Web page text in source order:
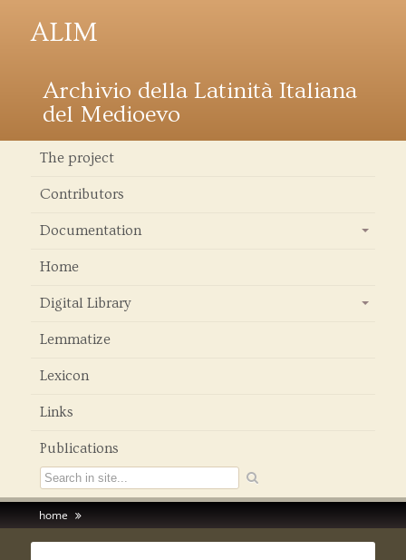
ALIM
Archivio della Latinità Italiana
del Medioevo
The project
Contributors
Documentation
Home
Digital Library
Lemmatize
Lexicon
Links
Publications
home